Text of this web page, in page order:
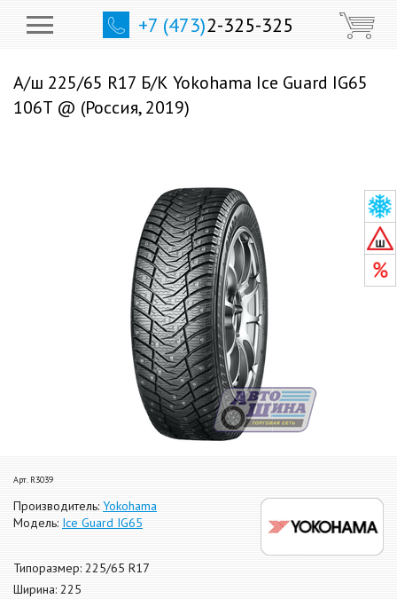
+7 (473)2-325-325
А/ш 225/65 R17 Б/К Yokohama Ice Guard IG65
106T @ (Россия, 2019)
Арт. R3039
Производитель: Yokohama
Модель: Ice Guard IG65
Типоразмер: 225/65 R17
Ширина: 225